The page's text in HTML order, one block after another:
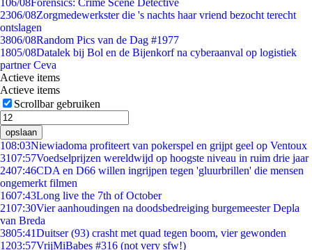
106/08Forensics: Crime Scene Detective
2306/08Zorgmedewerkster die 's nachts haar vriend bezocht terecht
ontslagen
3806/08Random Pics van de Dag #1977
1805/08Datalek bij Bol en de Bijenkorf na cyberaanval op logistiek
partner Ceva
Actieve items
Actieve items
Scrollbar gebruiken
opslaan
108:03Niewiadoma profiteert van pokerspel en grijpt geel op Ventoux
3107:57Voedselprijzen wereldwijd op hoogste niveau in ruim drie jaar
2407:46CDA en D66 willen ingrijpen tegen 'gluurbrillen' die mensen
ongemerkt filmen
1607:43Long live the 7th of October
2107:30Vier aanhoudingen na doodsbedreiging burgemeester Depla
van Breda
3805:41Duitser (93) crasht met quad tegen boom, vier gewonden
1203:57VrijMiBabes #316 (not very sfw!)